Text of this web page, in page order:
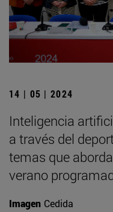
14 | 05 | 2024
Inteligencia
a través del
temas que
verano
Imagen Cedida